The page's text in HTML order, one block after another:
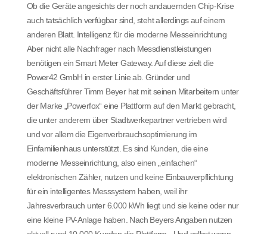
Ob die Geräte angesichts der noch andauernden Chip-Krise
auch tatsächlich verfügbar sind, steht allerdings auf einem
anderen Blatt. Intelligenz für die moderne Messeinrichtung
Aber nicht alle Nachfrager nach Messdienstleistungen
benötigen ein Smart Meter Gateway. Auf diese zielt die
Power42 GmbH in erster Linie ab. Gründer und
Geschäftsführer Timm Beyer hat mit seinen Mitarbeitern unter
der Marke „Powerfox“ eine Plattform auf den Markt gebracht,
die unter anderem über Stadtwerkepartner vertrieben wird
und vor allem die Eigenverbrauchsoptimierung im
Einfamilienhaus unterstützt. Es sind Kunden, die eine
moderne Messeinrichtung, also einen „einfachen“
elektronischen Zähler, nutzen und keine Einbauverpflichtung
für ein intelligentes Messsystem haben, weil ihr
Jahresverbrauch unter 6.000 kWh liegt und sie keine oder nur
eine kleine PV-Anlage haben. Nach Beyers Angaben nutzen